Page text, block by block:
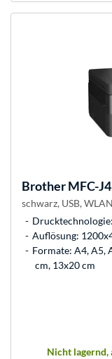
BrotherMFC-
schwarz, USB,
Auflösung:
Formate: A4, A5,
cm, 13x20 cm
Nicht lagernd,